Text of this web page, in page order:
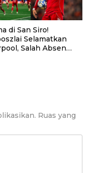
di San Siro!
Selamatkan
Salah Absen
Ruas yang